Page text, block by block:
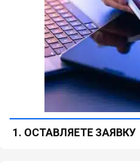
1. ОСТАВЛЯЕТЕ ЗАЯВКУ